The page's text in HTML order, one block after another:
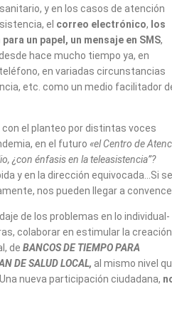
y en los casos de atención
el correo electrónico, los
un papel, un mensaje en SMS,
hace mucho tiempo ya, en
en variadas circunstancias
etc. como un medio facilitador
con el planteo por distintas voces
en el futuro «el Centro de
¿con énfasis en la teleasistencia”?
y en la dirección equivocada…Si se
nos pueden llegar a
de los problemas en lo individual-
colaborar en estimular la creación
de BANCOS DE TIEMPO PARA
DE SALUD LOCAL, al mismo nivel
nueva participación ciudadana,